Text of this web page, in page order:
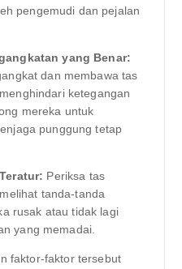
pengemudi dan pejalan
yang Benar:
dan membawa tas
ketegangan
mereka untuk
punggung tetap
Periksa tas
tanda-tanda
rusak atau tidak lagi
yang memadai.
faktor-faktor tersebut